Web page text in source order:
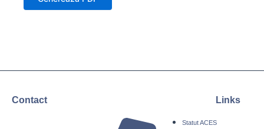
Contact Links
Statut ACES